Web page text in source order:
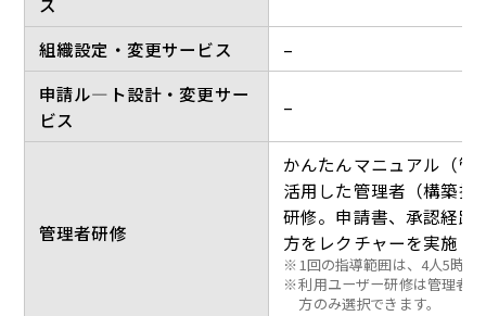
組織設定・変更サービス
–
申請ル—ト設計・変更サー
ビス
–
管理者研修
かんたんマニュアル（管
活用した管理者（構築担
研修。申請書、承認経路
方をレクチャーを実施し
※ 1回の指導範囲は、4人5時間
※利用ユーザー研修は管理者
方のみ選択できます。